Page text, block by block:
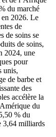
du marché
2026. Le
de
de soins se
de soins,
2024, une
pour
unis,
de barbe et
des
accélère la
du
% du
3,64 milliards